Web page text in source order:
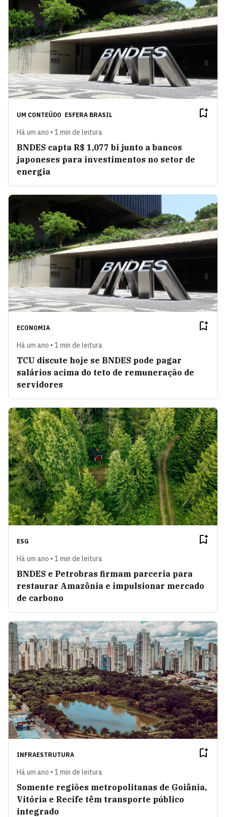
UM CONTEÚDO ESFERA BRASIL
Há um ano • 1 min de leitura
BNDES capta R$ 1,077 bi junto a bancos
japoneses para investimentos no setor de
energia
ECONOMIA
Há um ano • 1 min de leitura
TCU discute hoje se BNDES pode pagar
salários acima do teto de remuneração de
servidores
ESG
Há um ano • 1 min de leitura
BNDES e Petrobras firmam parceria para
restaurar Amazônia e impulsionar mercado
de carbono
INFRAESTRUTURA
Há um ano • 1 min de leitura
Somente regiões metropolitanas de Goiânia,
Vitória e Recife têm transporte público
integrado